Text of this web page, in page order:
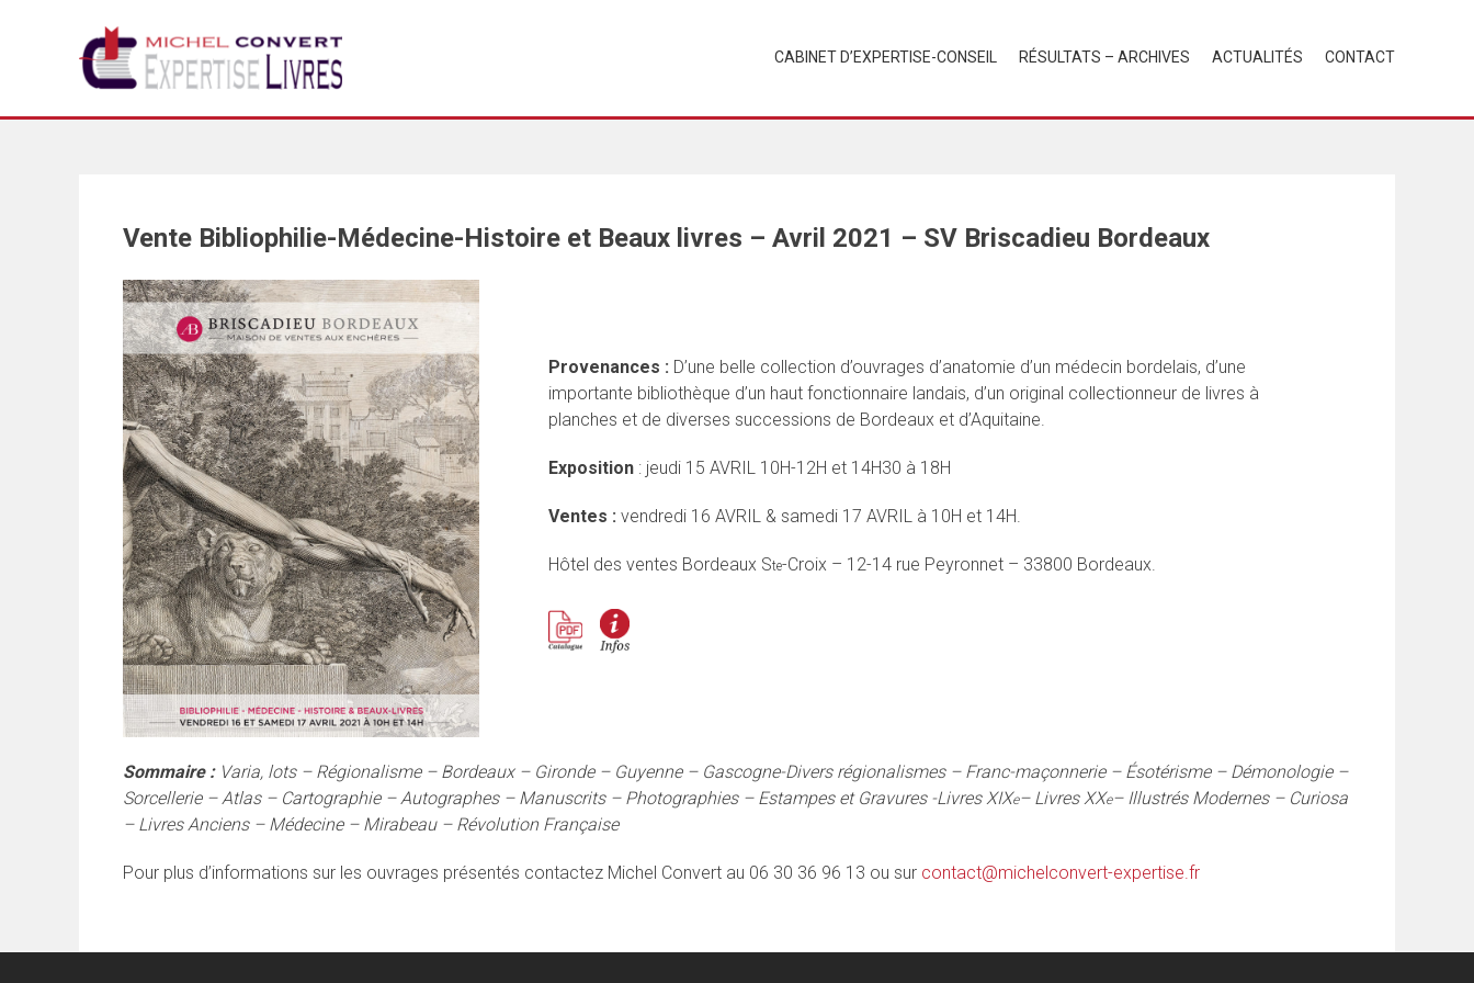
CABINET D’EXPERTISE-CONSEIL RÉSULTATS – ARCHIVES ACTUALITÉS CONTACT
Vente Bibliophilie-Médecine-Histoire et Beaux livres – Avril 2021 – SV Briscadieu Bordeaux
Provenances : D’une belle collection d’ouvrages d’anatomie d’un médecin bordelais, d’une
importante bibliothèque d’un haut fonctionnaire landais, d’un original collectionneur de livres à
planches et de diverses successions de Bordeaux et d’Aquitaine.
Exposition : jeudi 15 AVRIL 10H-12H et 14H30 à 18H
Ventes : vendredi 16 AVRIL & samedi 17 AVRIL à 10H et 14H.
Hôtel des ventes Bordeaux Ste-Croix – 12-14 rue Peyronnet – 33800 Bordeaux.
Sommaire :Varia, lots – Régionalisme – Bordeaux – Gironde – Guyenne – Gascogne-Divers régionalismes – Franc-maçonnerie – Ésotérisme – Démonologie –
Sorcellerie – Atlas – Cartographie – Autographes – Manuscrits – Photographies – Estampes et Gravures -Livres XIXe– Livres XXe– Illustrés Modernes – Curiosa
– Livres Anciens – Médecine – Mirabeau – Révolution Française
Pour plus d’informations sur les ouvrages présentés contactez Michel Convert au 06 30 36 96 13 ou sur contact@michelconvert-expertise.fr